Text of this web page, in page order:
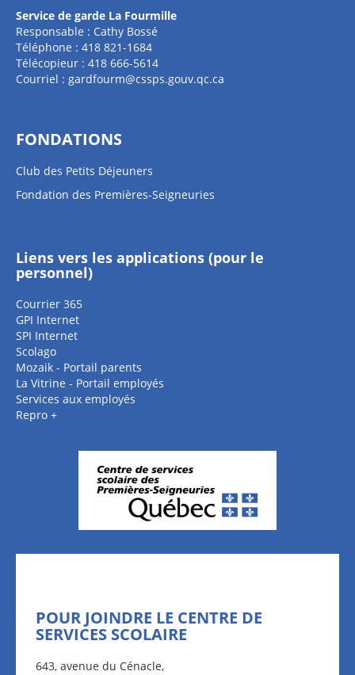
Service de garde La Fourmille
Responsable : Cathy Bossé
Téléphone : 418 821-1684
Télécopieur : 418 666-5614
Courriel : gardfourm@cssps.gouv.qc.ca
FONDATIONS
Club des Petits Déjeuners
Fondation des Premières-Seigneuries
Liens vers les applications (pour le
personnel)
Courrier 365
GPI Internet
SPI Internet
Scolago
Mozaik - Portail parents
La Vitrine - Portail employés
Services aux employés
Repro +
POUR JOINDRE LE CENTRE DE
SERVICES SCOLAIRE
643, avenue du Cénacle,